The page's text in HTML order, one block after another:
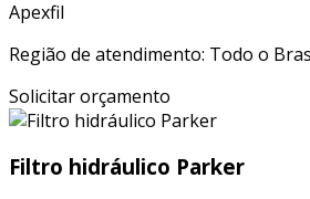
Apexfil
Região de atendimento: Todo o
Solicitar orçamento
Filtro hidráulico Parker